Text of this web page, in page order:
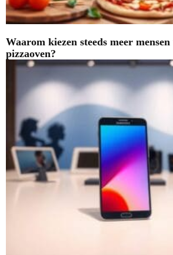
Waarom kiezen steeds meer
pizzaoven?